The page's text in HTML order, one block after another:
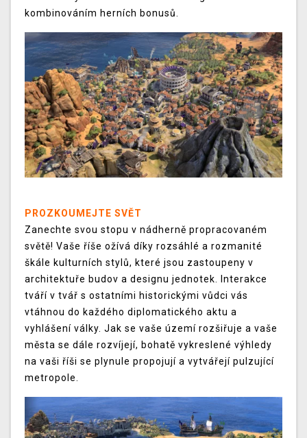
kombinováním herních bonusů.
PROZKOUMEJTE SVĚT
Zanechte svou stopu v nádherně propracovaném
světě! Vaše říše ožívá díky rozsáhlé a rozmanité
škále kulturních stylů, které jsou zastoupeny v
architektuře budov a designu jednotek. Interakce
tváří v tvář s ostatními historickými vůdci vás
vtáhnou do každého diplomatického aktu a
vyhlášení války. Jak se vaše území rozšiřuje a vaše
města se dále rozvíjejí, bohatě vykreslené výhledy
na vaši říši se plynule propojují a vytvářejí pulzující
metropole.